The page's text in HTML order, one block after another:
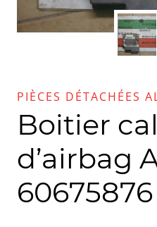
PIÈCES DÉTACHÉES
Boitier
d’airbag
60675876